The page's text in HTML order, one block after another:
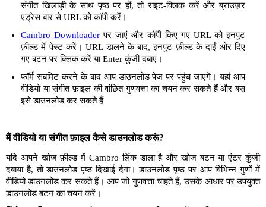
संगीत खिलाड़ी के साथ पृष्ठ पर हों, तो राइट-क्लिक करें और ब्राउज़र
एड्रेस बार से URL को कॉपी करें।
Cambro Downloader पर जाएं और कॉपी किए गए URL को इनपुट
फ़ील्ड में पेस्ट करें। URL डालने के बाद, इनपुट फ़ील्ड के दाईं ओर दिए
गए बटन पर क्लिक करें या Enter कुंजी दबाएं।
फॉर्म सबमिट करने के बाद आप डाउनलोड पेज पर पहुंच जाएंगे। यहां आप
वीडियो या संगीत फ़ाइल की वांछित गुणवत्ता का चयन कर सकते हैं और बस
इसे डाउनलोड कर सकते हैं
मैं वीडियो या संगीत फ़ाइल कैसे डाउनलोड करूं?
यदि आपने खोज फ़ील्ड में Cambro लिंक डाला है और खोज बटन या एंटर कुंजी
दबाया है, तो डाउनलोड पृष्ठ दिखाई देगा। डाउनलोड पृष्ठ पर आप विभिन्न गुणों में
वीडियो डाउनलोड कर सकते हैं। आप जो गुणवत्ता चाहते हैं, उसके आधार पर उपयुक्त
डाउनलोड बटन का चयन करें।